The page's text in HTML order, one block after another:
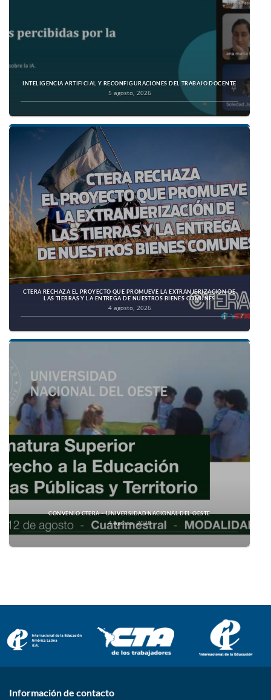
INTELIGENCIA ARTIFICIAL Y RECONFIGURACIONES DEL TRABAJO DOCENTE
5 agosto, 2026
CTERA RECHAZA EL PROYECTO QUE PROMUEVE LA EXTRANJERIZACIÓN DE
LAS TIERRAS Y LA ENTREGA DE NUESTROS BIENES COMUNES
4 agosto, 2026
CONVENIO CTERA – UNIVERSIDAD NACIONAL DEL OESTE
4 agosto, 2026
Información de contacto